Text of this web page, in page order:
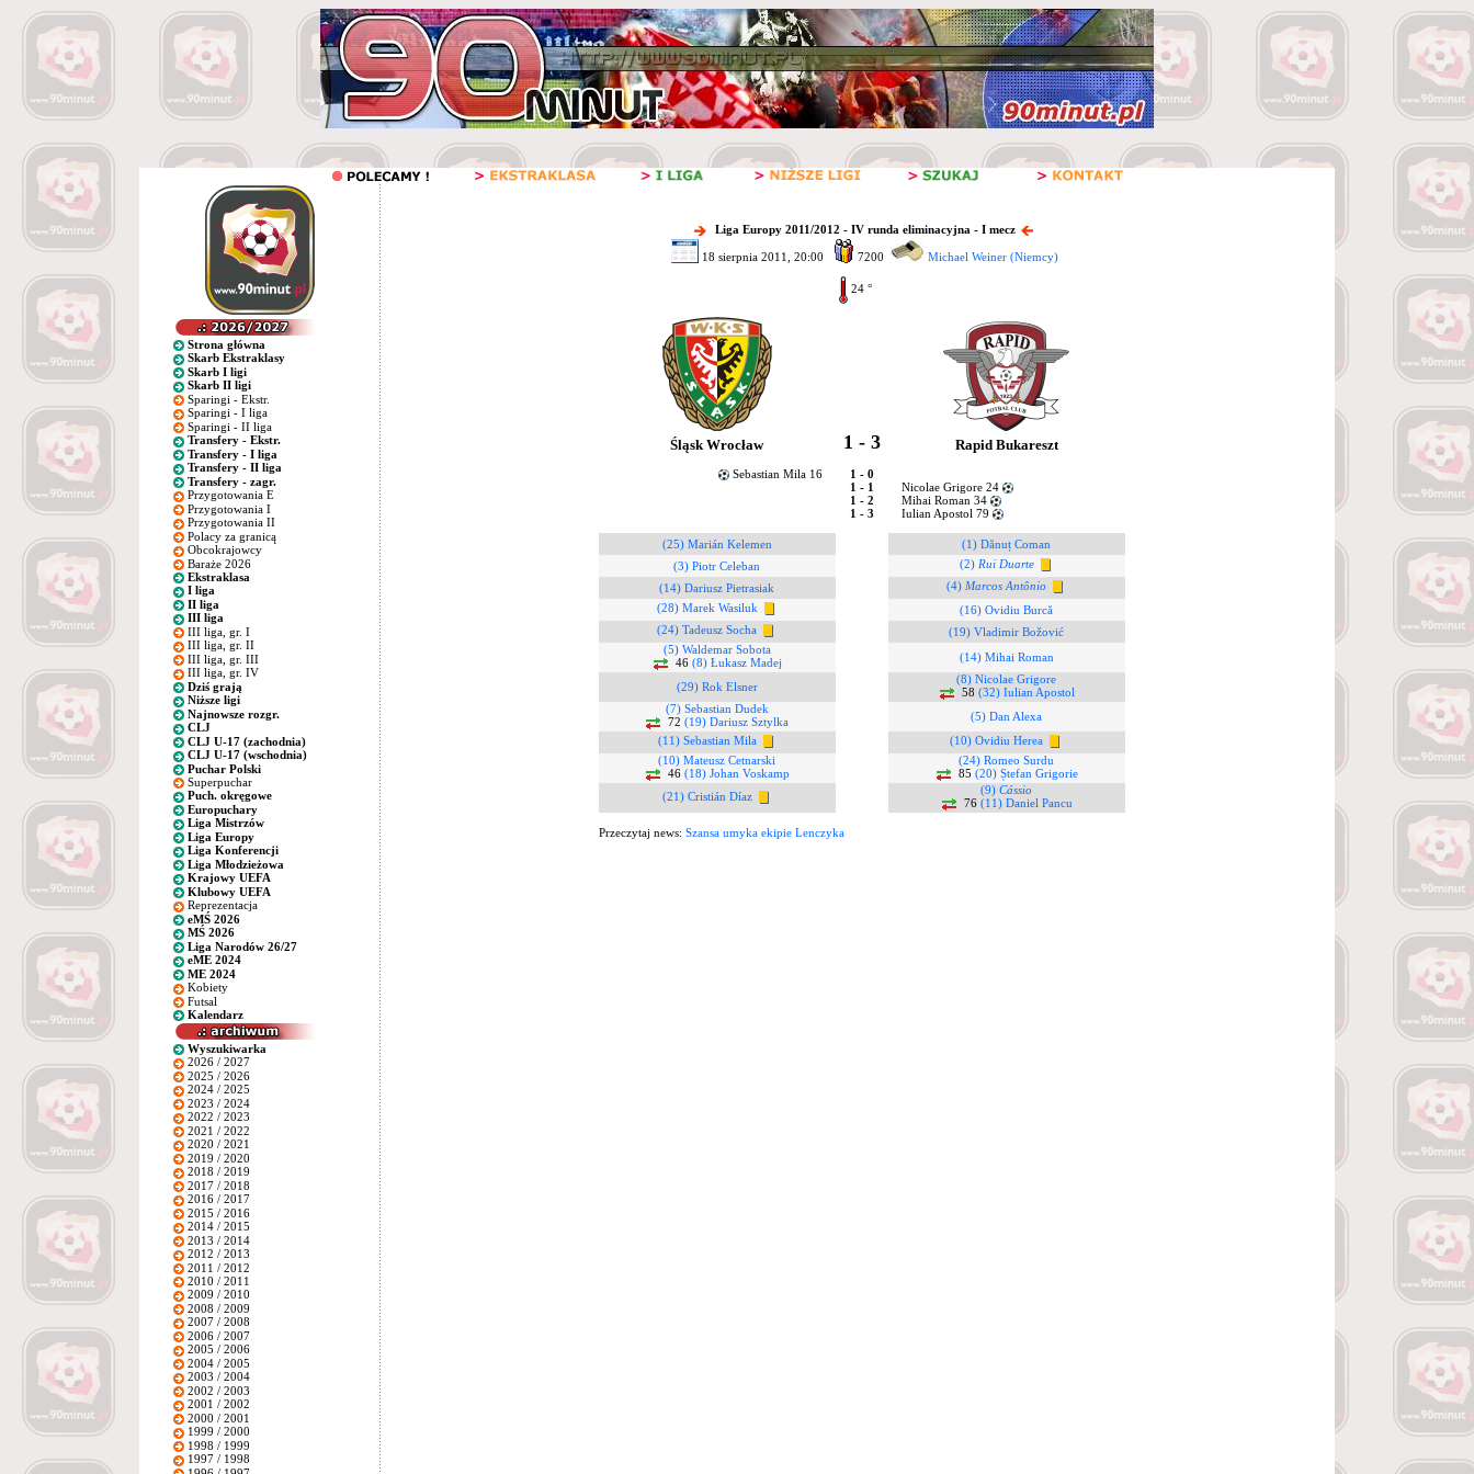
Strona główna
Skarb Ekstraklasy
Skarb I ligi
Skarb II ligi
Sparingi - Ekstr.
Sparingi - I liga
Sparingi - II liga
Transfery - Ekstr.
Transfery - I liga
Transfery - II liga
Transfery - zagr.
Przygotowania E
Przygotowania I
Przygotowania II
Polacy za granicą
Obcokrajowcy
Baraże 2026
Ekstraklasa
I liga
II liga
III liga
III liga, gr. I
III liga, gr. II
III liga, gr. III
III liga, gr. IV
Dziś grają
Niższe ligi
Najnowsze rozgr.
CLJ
CLJ U-17 (zachodnia)
CLJ U-17 (wschodnia)
Puchar Polski
Superpuchar
Puch. okręgowe
Europuchary
Liga Mistrzów
Liga Europy
Liga Konferencji
Liga Młodzieżowa
Krajowy UEFA
Klubowy UEFA
Reprezentacja
eMŚ 2026
MŚ 2026
Liga Narodów 26/27
eME 2024
ME 2024
Kobiety
Futsal
Kalendarz
Wyszukiwarka
2026 / 2027
2025 / 2026
2024 / 2025
2023 / 2024
2022 / 2023
2021 / 2022
2020 / 2021
2019 / 2020
2018 / 2019
2017 / 2018
2016 / 2017
2015 / 2016
2014 / 2015
2013 / 2014
2012 / 2013
2011 / 2012
2010 / 2011
2009 / 2010
2008 / 2009
2007 / 2008
2006 / 2007
2005 / 2006
2004 / 2005
2003 / 2004
2002 / 2003
2001 / 2002
2000 / 2001
1999 / 2000
1998 / 1999
1997 / 1998
Liga Europy 2011/2012 - IV runda eliminacyjna - I mecz
18 sierpnia 2011, 20:00 7200 Michael Weiner (Niemcy)
24 °
Śląsk Wrocław 1 - 3 Rapid Bukareszt
Sebastian Mila 16
1 - 0
1 - 1
Nicolae Grigore 24
1 - 2
Mihai Roman 34
1 - 3
Iulian Apostol 79
(25) Marián Kelemen
(1) Dănuț Coman
(3) Piotr Celeban
(2) Rui Duarte
(14) Dariusz Pietrasiak
(4) Marcos Antônio
(28) Marek Wasiluk
(16) Ovidiu Burcă
(24) Tadeusz Socha
(19) Vladimir Božović
(5) Waldemar Sobota
46 (8) Łukasz Madej (14) Mihai Roman
(29) Rok Elsner
(8) Nicolae Grigore
58 (32) Iulian Apostol
(7) Sebastian Dudek
72 (19) Dariusz Sztylka
(5) Dan Alexa
(11) Sebastian Mila
(10) Ovidiu Herea
(10) Mateusz Cetnarski
46 (18) Johan Voskamp
(24) Romeo Surdu
85 (20) Ștefan Grigorie
(21) Cristián Díaz
(9) Cássio
76 (11) Daniel Pancu
Przeczytaj news: Szansa umyka ekipie Lenczyka